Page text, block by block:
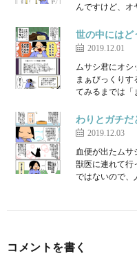
んですけど、
世の中にはど
2019.12.01
ムサシ君にオシ
まぁびっくり
てみるまでは「
わりとガチだ
2019.12.03
血便が出たムサ
獣医に連れて行
ではないので、
コメントを書く